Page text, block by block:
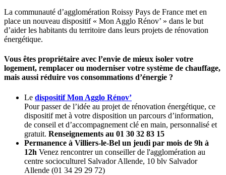
La communauté d’agglomération Roissy Pays de France met en
place un nouveau dispositif « Mon Agglo Rénov’ » dans le but
d’aider les habitants du territoire dans leurs projets de rénovation
énergétique.
Vous êtes propriétaire avec l’envie de mieux isoler votre
logement, remplacer ou moderniser votre système de chauffage,
mais aussi réduire vos consommations d’énergie ?
Le dispositif Mon Agglo Rénov’
Pour passer de l’idée au projet de rénovation énergétique, ce
dispositif met à votre disposition un parcours d’information,
de conseil et d’accompagnement clé en main, personnalisé et
gratuit. Renseignements au 01 30 32 83 15
Permanence à Villiers-le-Bel un jeudi par mois de 9h à
12h Venez rencontrer un conseiller de l'agglomération au
centre socioculturel Salvador Allende, 10 blv Salvador
Allende (01 34 29 29 72)